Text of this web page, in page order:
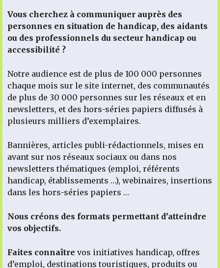
Vous cherchez à communiquer auprès des
personnes en situation de handicap, des aidants
ou des professionnels du secteur handicap ou
accessibilité ?
Notre audience est de plus de 100 000 personnes
chaque mois sur le site internet, des communautés
de plus de 30 000 personnes sur les réseaux et en
newsletters, et des hors-séries papiers diffusés à
plusieurs milliers d’exemplaires.
Bannières, articles publi-rédactionnels, mises en
avant sur nos réseaux sociaux ou dans nos
newsletters thématiques (emploi, référents
handicap, établissements …), webinaires, insertions
dans les hors-séries papiers …
Nous créons des formats permettant d’atteindre
vos objectifs.
Faites connaître vos initiatives handicap, offres
d’emploi, destinations touristiques, produits ou